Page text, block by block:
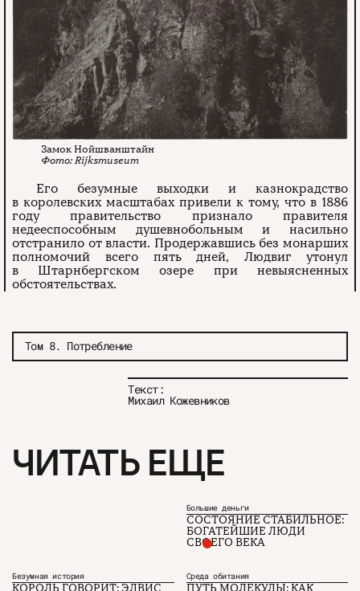
Том 8. Потребление
Текст:
Михаил Кожевников
Замок Нойшванштайн
Rijksmuseum
Его безумные выходки и казнокрадство
в королевских масштабах привели к тому, что в 1886
году правительство признало правителя
недееспособным душевнобольным и насильно
отстранило от власти. Продержавшись без монарших
полномочий всего пять дней, Людвиг утонул
в Штарнбергском озере при невыясненных
обстоятельствах.
ЧИТАТЬ ЕЩЕ
Большие деньги
СОСТОЯНИЕ СТАБИЛЬНОЕ:
БОГАТЕЙШИЕ ЛЮДИ
СВОЕГО ВЕКА
Безумная история
КОРОЛЬ ГОВОРИТ: ЭЛВИС
Среда обитания
ПУТЬ МОЛЕКУЛЫ: КАК